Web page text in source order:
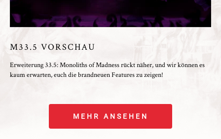
M33.5 VORSCHAU
Erweiterung 33.5: Monoliths of Madness rückt näher, und wir können es
kaum erwarten, euch die brandneuen Features zu zeigen!
MEHR ANSEHEN